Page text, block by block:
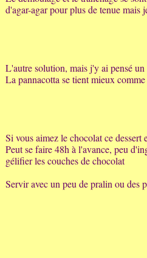
d'agar-agar pour plus de tenue mais
L'autre solution, mais j'y ai pensé
La pannacotta se tient mieux
Si vous aimez le chocolat ce dessert
Peut se faire 48h à l'avance, peu
gélifier les couches de chocolat
Servir avec un peu de pralin ou des